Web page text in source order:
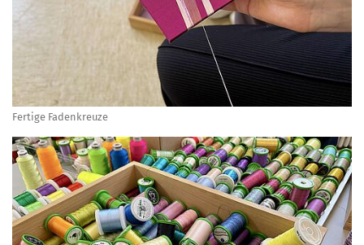
Fertige Fadenkreuze